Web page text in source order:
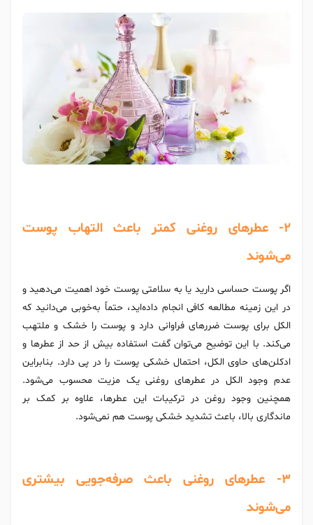
۲- عطرهای روغنی کمتر باعث التهاب‌ پوست
می‌شوند
اگر پوست حساسی دارید یا به سلامتی پوست خود اهمیت می‌دهید و
در این زمینه مطالعه کافی انجام داده‌اید، حتماً به‌خوبی می‌دانید که
الکل برای پوست ضررهای فراوانی دارد و پوست را خشک و ملتهب
می‌کند. با این توضیح می‌توان گفت استفاده بیش از حد از عطرها و
ادکلن‌های حاوی الکل، احتمال خشکی پوست را در پی دارد. بنابراین
عدم وجود الکل در عطرهای روغنی یک مزیت محسوب می‌شود.
همچنین وجود روغن در ترکیبات این عطرها، علاوه بر کمک بر
ماندگاری بالا، باعث تشدید خشکی پوست هم نمی‌شود.
۳- عطرهای روغنی باعث صرفه‌جویی بیشتری
می‌شوند